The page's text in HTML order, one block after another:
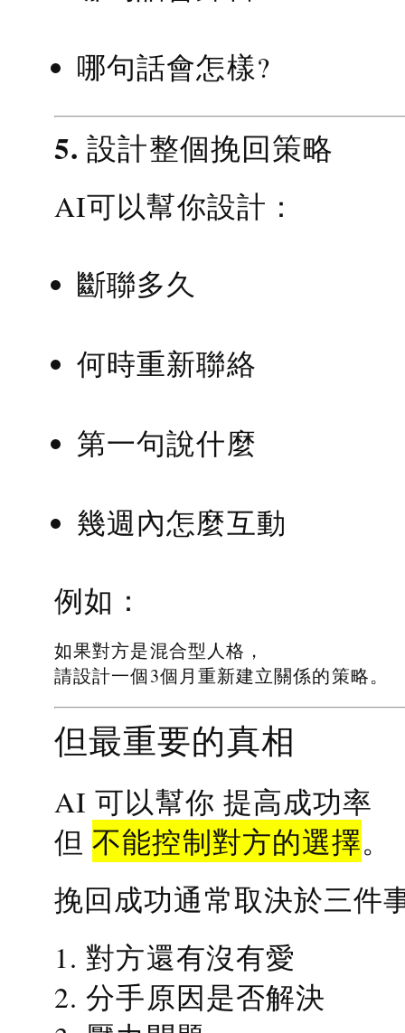
哪句話會怎樣?
5. 設計整個挽回策略
AI可以幫你設計：
斷聯多久
何時重新聯絡
第一句說什麼
幾週內怎麼互動
例如：
如果對方是混合型人格，
請設計一個3個月重新建立關係的策略。
但最重要的真相
AI 可以幫你 提高成功率
但不能控制對方的選擇。
挽回成功通常取決於三件
1. 對方還有沒有愛
2. 分手原因是否解決